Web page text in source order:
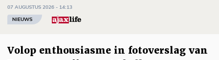
07 AUGUSTUS 2026 - 14:13
NIEUWS
Volop enthousiasme in fotoverslag van